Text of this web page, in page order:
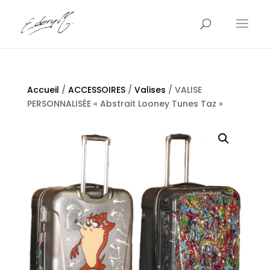
Accueil / ACCESSOIRES/ Valises / VALISE
PERSONNALISÉE « Abstrait Looney Tunes Taz »